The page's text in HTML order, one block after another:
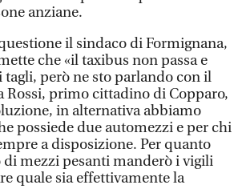
anziane.
il sindaco di Formignana,
che «il taxibus non passa e
tagli, però ne sto parlando con il
Rossi, primo cittadino di Copparo,
in alternativa abbiamo
possiede due automezzi e per chi
a disposizione. Per quanto
mezzi pesanti manderò i vigili
quale sia effettivamente la